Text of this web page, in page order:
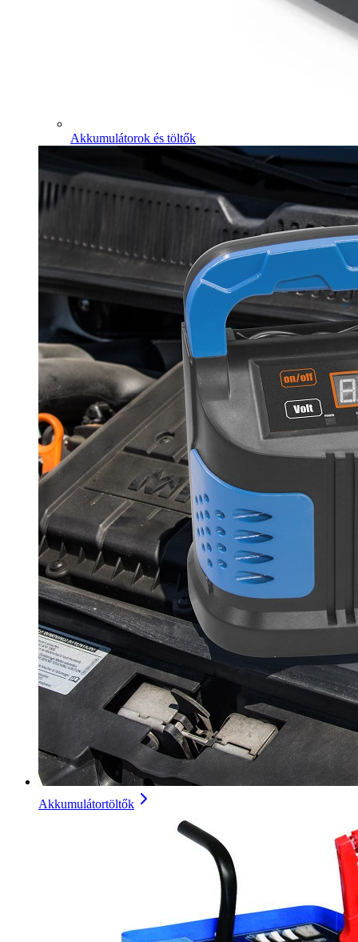
Akkumulátorok és töltők
Akkumulátortöltők